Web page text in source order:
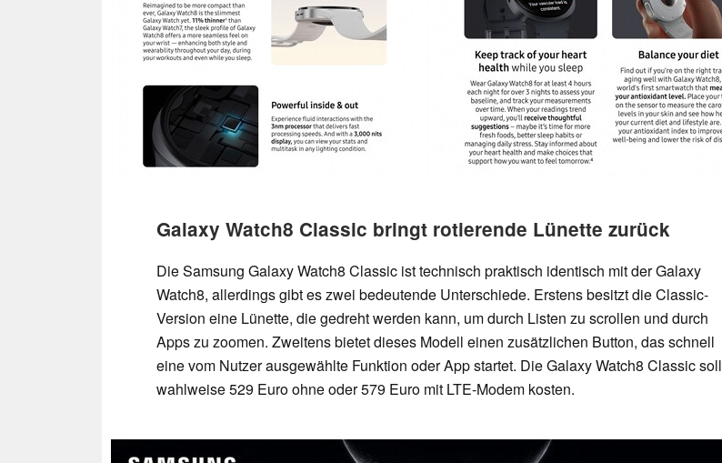
Galaxy Watch8 Classic bringt rotierende Lünette zurück
Die Samsung Galaxy Watch8 Classic ist technisch praktisch identisch mit der Galaxy
Watch8, allerdings gibt es zwei bedeutende Unterschiede. Erstens besitzt die Classic-
Version eine Lünette, die gedreht werden kann, um durch Listen zu scrollen und durch
Apps zu zoomen. Zweitens bietet dieses Modell einen zusätzlichen Button, das schnell
eine vom Nutzer ausgewählte Funktion oder App startet. Die Galaxy Watch8 Classic soll
wahlweise 529 Euro ohne oder 579 Euro mit LTE-Modem kosten.